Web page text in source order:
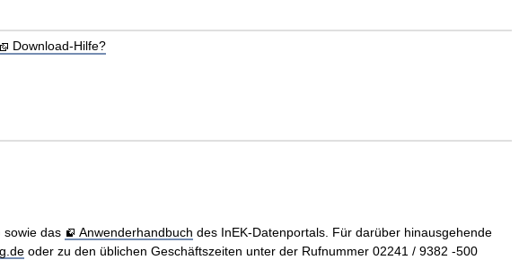
Download-Hilfe?
sowie das Anwenderhandbuch des InEK-Datenportals. Für darüber hinausgehende
oder zu den üblichen Geschäftszeiten unter der Rufnummer 02241 / 9382 -500